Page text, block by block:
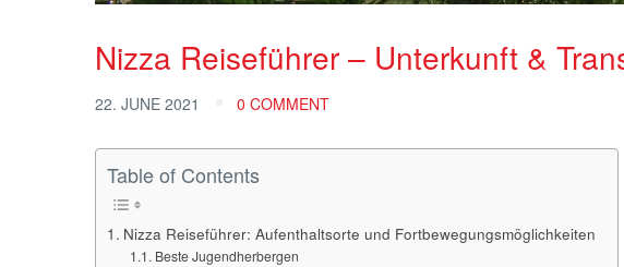
Nizza Reiseführer – Unterkunft &
22. JUNE 2021 0 COMMENT
Table of Contents
Nizza Reiseführer: Aufenthaltsorte und Fortbewegungsmöglichkeiten
Beste Jugendherbergen